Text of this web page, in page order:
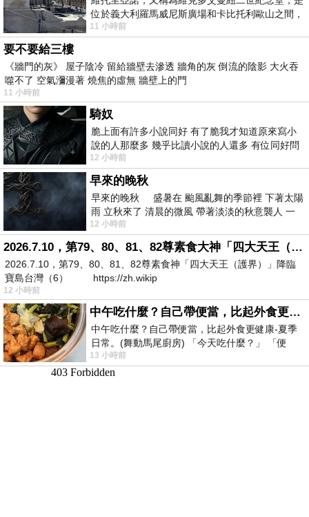
位於義大利羅馬威尼斯廣場和卡比托利歐山之間，
用以紀念統一義大利統一後的的第一位國
11 小時前
要不要給三樓
《牆門的灰》 屋子陰冷 留給牆壁去滲透 牆角的灰 倒流的陰影 大火吞
噬不了 空氣瀰漫著 燒焦的虛無 牆壁上的門
11 小時前
騎奴
脆上面有許多小說同好 有了脆我才知道原來寫小
說的人那麼多 幾乎比讀小說的人還多 有位同好問
了一個問題 她說為什麼高中文學獎的
12 小時前
早來的晚秋
早來的晚秋 盛暑在 颱風亂舞的季節裡 下著太陽
雨 立秋來了 清晨的微風 帶著淡淡的秋意襲人 一
下子 又被赤
12 小時前
2026.7.10，第79、80、81、82尊素食大神「四大天王（護界）」降臨寶島台灣（6）
2026.7.10，第79、80、81、82尊素食神「四大天王（護界）」降臨
寶島台灣（6） https://zh.wikip
12 小時前
中午吃什麼？自己帶便當，比起外食更健康-夏季日常。(舞動馬尾廚房)
中午吃什麼？自己帶便當，比起外食更健康-夏季
日常。(舞動馬尾廚房) 「今天吃什麼？」 「便
當？麵？還是炒飯？」 每天都在選擇
13 小時前